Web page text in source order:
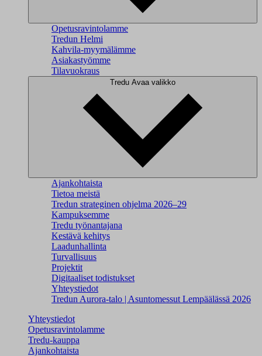
Opetusravintolamme
Tredun Helmi
Kahvila-myymälämme
Asiakastyömme
Tilavuokraus
Tredu Avaa valikko
Ajankohtaista
Tietoa meistä
Tredun strateginen ohjelma 2026–29
Kampuksemme
Tredu työnantajana
Kestävä kehitys
Laadunhallinta
Turvallisuus
Projektit
Digitaaliset todistukset
Yhteystiedot
Tredun Aurora-talo | Asuntomessut Lempäälässä 2026
Yhteystiedot
Opetusravintolamme
Tredu-kauppa
Ajankohtaista